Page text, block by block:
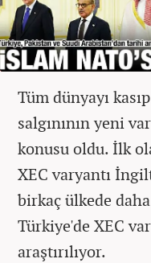
Tüm dünyayı
salgınının yeni
konusu oldu. İlk
XEC varyantı
birkaç ülkede
Türkiye'de XEC
araştırılıyor.